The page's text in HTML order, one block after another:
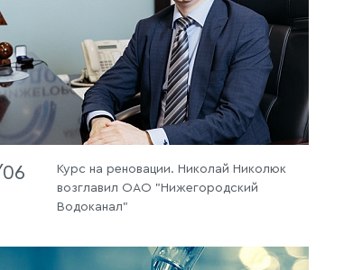
Курс на реновации. Николай Николюк
возглавил ОАО "Нижегородский
Водоканал"